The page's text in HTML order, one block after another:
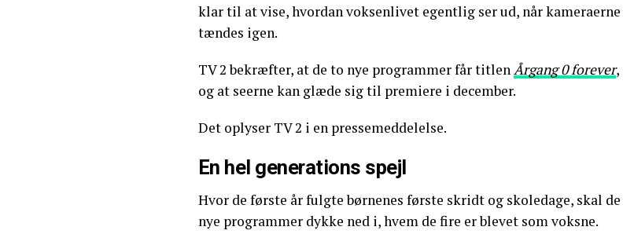
klar til at vise, hvordan voksenlivet egentlig ser ud, når kameraerne
tændes igen.
TV 2 bekræfter, at de to nye programmer får titlenÅrgang 0 forever,
og at seerne kan glæde sig til premiere i december.
Det oplyser TV 2 i en pressemeddelelse.
En hel generations spejl
Hvor de første år fulgte børnenes første skridt og skoledage, skal de
nye programmer dykke ned i, hvem de fire er blevet som voksne.